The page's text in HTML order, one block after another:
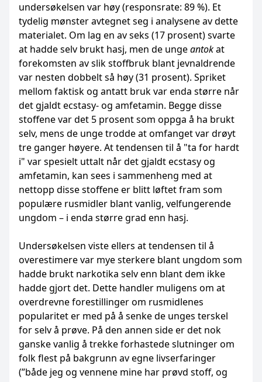
undersøkelsen var høy (responsrate: 89 %). Et
tydelig mønster avtegnet seg i analysene av dette
materialet. Om lag en av seks (17 prosent) svarte
at hadde selv brukt hasj, men de ungeantokat
forekomsten av slik stoffbruk blant jevnaldrende
var nesten dobbelt så høy (31 prosent). Spriket
mellom faktisk og antatt bruk var enda større når
det gjaldt ecstasy- og amfetamin. Begge disse
stoffene var det 5 prosent som oppga å ha brukt
selv, mens de unge trodde at omfanget var drøyt
tre ganger høyere. At tendensen til å "ta for hardt
i" var spesielt uttalt når det gjaldt ecstasy og
amfetamin, kan sees i sammenheng med at
nettopp disse stoffene er blitt løftet fram som
populære rusmidler blant vanlig, velfungerende
ungdom – i enda større grad enn hasj.
Undersøkelsen viste ellers at tendensen til å
overestimere var mye sterkere blant ungdom som
hadde brukt narkotika selv enn blant dem ikke
hadde gjort det. Dette handler muligens om at
overdrevne forestillinger om rusmidlenes
popularitet er med på å senke de unges terskel
for selv å prøve. På den annen side er det nok
ganske vanlig å trekke forhastede slutninger om
folk flest på bakgrunn av egne livserfaringer
(”både jeg og vennene mine har prøvd stoff, og